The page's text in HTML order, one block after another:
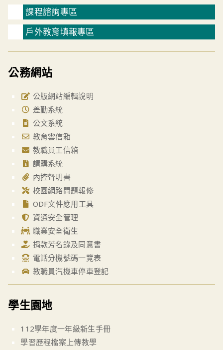
課程諮詢專區
戶外教育填報專區
公務網站
公版網站編輯說明
差勤系統
公文系統
教育雲信箱
教職員工信箱
請購系統
內控聲明書
校園網路問題報修
ODF文件應用工具
資通安全管理
職業安全衛生
捐款芳名錄及同意書
電話分機號碼一覽表
教職員汽機車停車登記
學生園地
112學年度一年級新生手冊
學習歷程檔案上傳教學